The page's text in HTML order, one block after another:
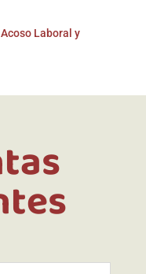
Laboral y